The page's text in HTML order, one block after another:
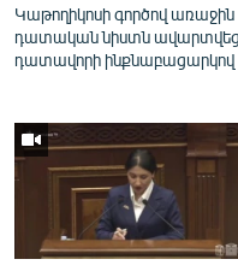
English
Русский
ՀԵՏԵՎԵՔ ՄԵԶ
Կաթողիկոսի գործով առաջին
դատական նիստն ավարտվեց
դատավորի ինքնաբացարկով